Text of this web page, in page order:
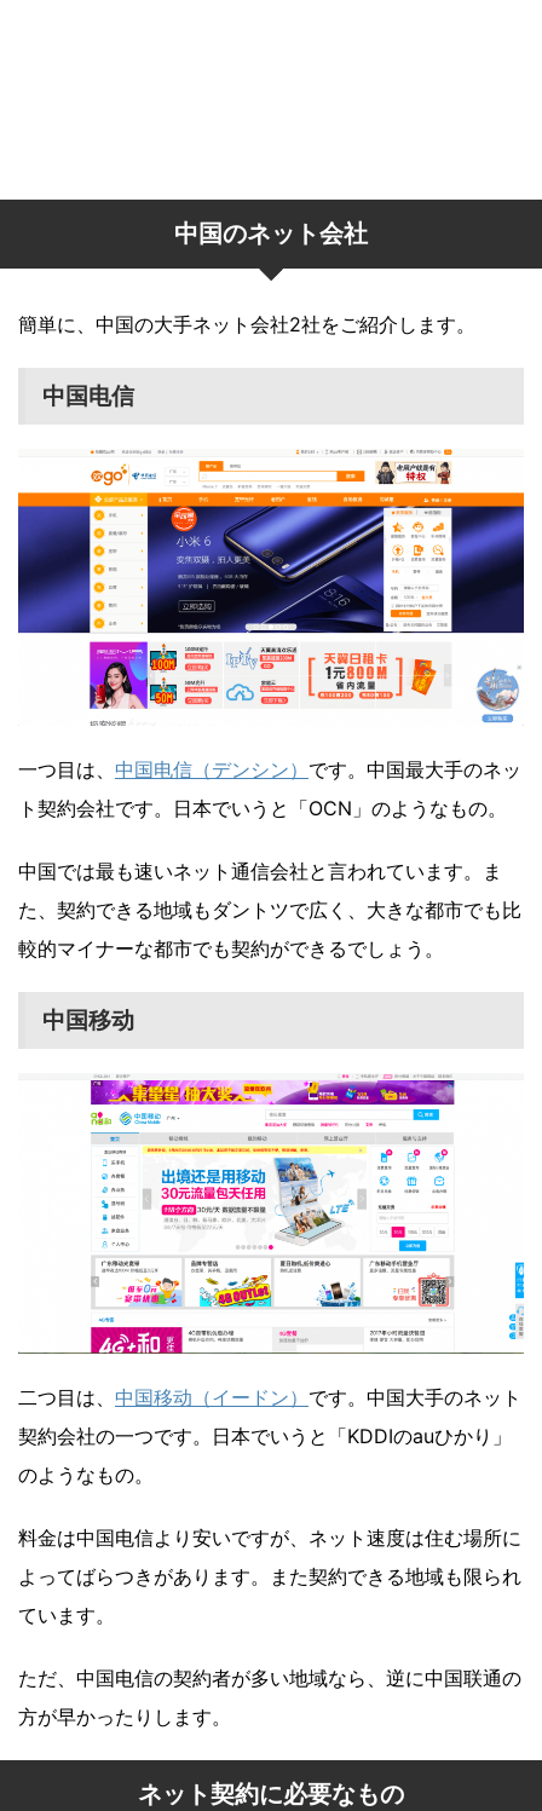
中国のネット会社
簡単に、中国の大手ネット会社2社をご紹介します。
中国电信
一つ目は、 中国电信（デンシン） です。中国最大手のネッ
ト契約会社です。日本でいうと「OCN」のようなもの。
中国では最も速いネット通信会社と言われています。ま
た、契約できる地域もダントツで広く、大きな都市でも比
較的マイナーな都市でも契約ができるでしょう。
中国移动
二つ目は、 中国移动（イードン） です。中国大手のネット
契約会社の一つです。日本でいうと「KDDIのauひかり」
のようなもの。
料金は中国电信より安いですが、ネット速度は住む場所に
よってばらつきがあります。また契約できる地域も限られ
ています。
ただ、中国电信の契約者が多い地域なら、逆に中国联通の
方が早かったりします。
ネット契約に必要なもの